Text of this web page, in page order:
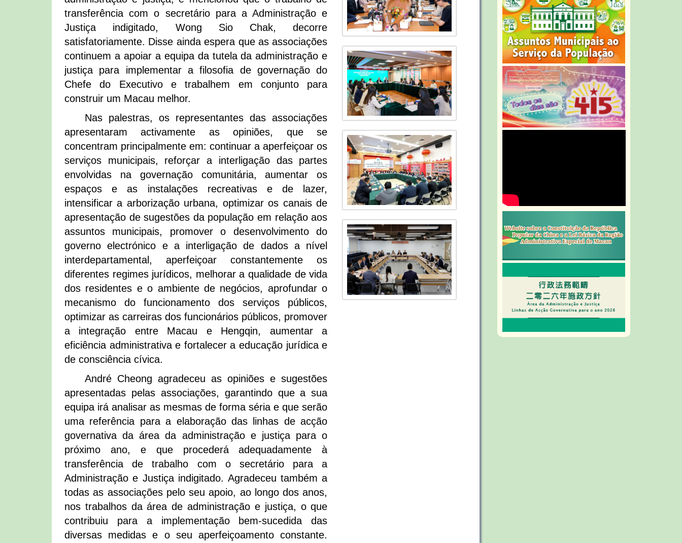
transferência com o secretário para a Administração e
Justiça indigitado, Wong Sio Chak, decorre
satisfatoriamente. Disse ainda espera que as associações
continuem a apoiar a equipa da tutela da administração e
justiça para implementar a filosofia de governação do
Chefe do Executivo e trabalhem em conjunto para
construir um Macau melhor.
Nas palestras, os representantes das associações
apresentaram activamente as opiniões, que se
concentram principalmente em: continuar a aperfeiçoar os
serviços municipais, reforçar a interligação das partes
envolvidas na governação comunitária, aumentar os
espaços e as instalações recreativas e de lazer,
intensificar a arborização urbana, optimizar os canais de
apresentação de sugestões da população em relação aos
assuntos municipais, promover o desenvolvimento do
governo electrónico e a interligação de dados a nível
interdepartamental, aperfeiçoar constantemente os
diferentes regimes jurídicos, melhorar a qualidade de vida
dos residentes e o ambiente de negócios, aprofundar o
mecanismo do funcionamento dos serviços públicos,
optimizar as carreiras dos funcionários públicos, promover
a integração entre Macau e Hengqin, aumentar a
eficiência administrativa e fortalecer a educação jurídica e
de consciência cívica.
André Cheong agradeceu as opiniões e sugestões
apresentadas pelas associações, garantindo que a sua
equipa irá analisar as mesmas de forma séria e que serão
uma referência para a elaboração das linhas de acção
governativa da área da administração e justiça para o
próximo ano, e que procederá adequadamente à
transferência de trabalho com o secretário para a
Administração e Justiça indigitado. Agradeceu também a
todas as associações pelo seu apoio, ao longo dos anos,
nos trabalhos da área de administração e justiça, o que
contribuiu para a implementação bem-sucedida das
diversas medidas e o seu aperfeiçoamento constante.